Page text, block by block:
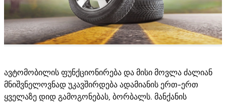
ავტომობილის ფუნქციონირება და მისი მოვლა ძალიან
მნიშვნელოვნად უკავშირდება ადამიანის ერთ-ერთ
ყველაზე დიდ გამოგონებას, ბორბალს. მანქანის